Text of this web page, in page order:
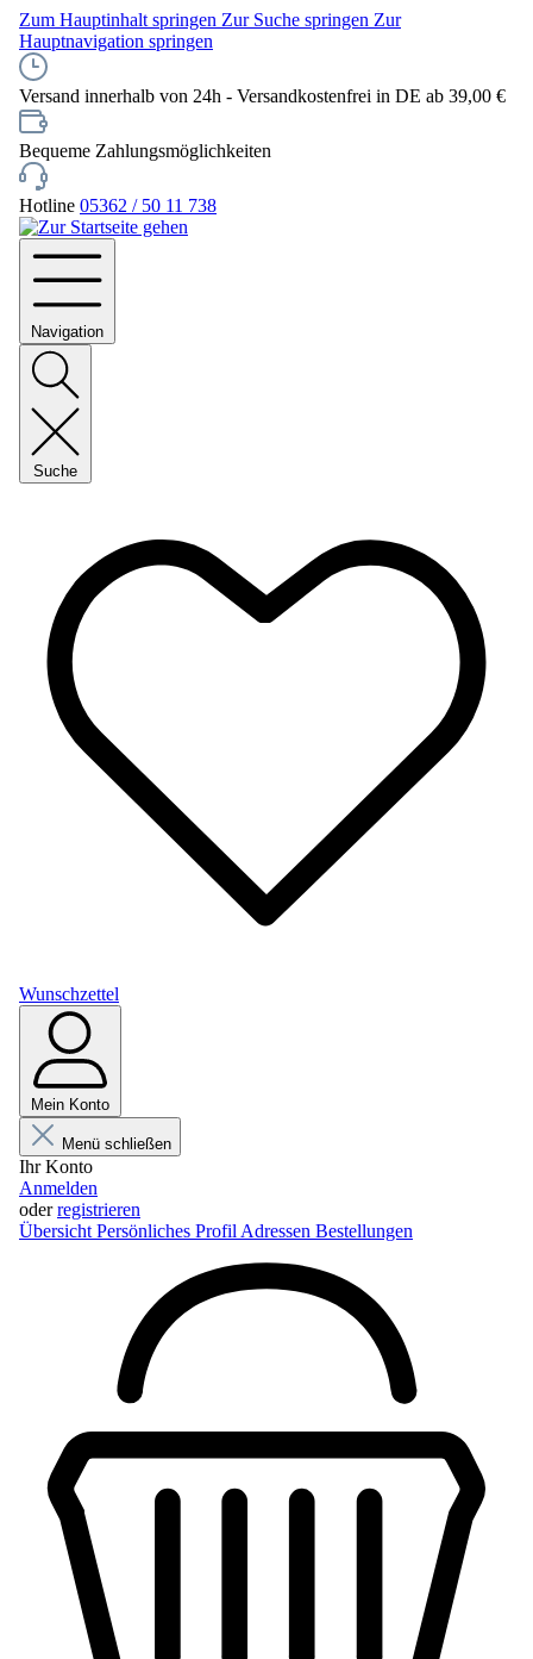
Zum Hauptinhalt springen Zur Suche springen Zur
Hauptnavigation springen
Versand innerhalb von 24h - Versandkostenfrei in DE ab 39,00 €
Bequeme Zahlungsmöglichkeiten
Hotline 05362 / 50 11 738
Navigation
Suche
Wunschzettel
Mein Konto
Menü schließen
Ihr Konto
Anmelden
oderregistrieren
Übersicht Persönliches Profil Adressen Bestellungen